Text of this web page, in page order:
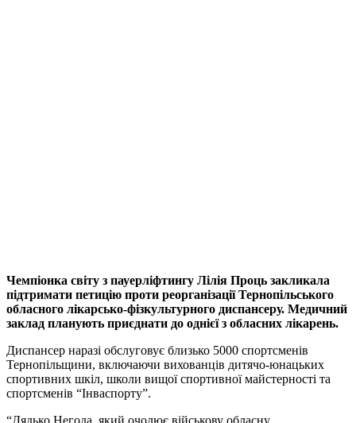
Чемпіонка світу з пауерліфтингу Лілія Проць закликала
підтримати петицію проти реорганізації Тернопільського
обласного лікарсько-фізкультурного диспансеру. Медичний
заклад планують приєднати до однієї з обласних лікарень.
Диспансер наразі обслуговує близько 5000 спортсменів
Тернопільщини, включаючи вихованців дитячо-юнацьких
спортивних шкіл, школи вищої спортивної майстерності та
спортсменів “Інваспорту”.